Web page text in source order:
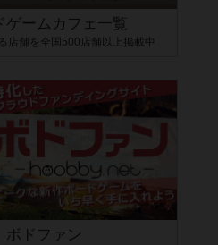
ゲームカフェ一覧
店舗を全国500店舗以上掲載中
ボドファン